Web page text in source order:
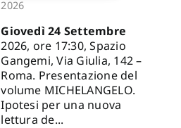
2026
Giovedì 24 Settembre
2026, ore 17:30, Spazio
Gangemi, Via Giulia, 142 –
Roma. Presentazione del
volume MICHELANGELO.
Ipotesi per una nuova
lettura de...